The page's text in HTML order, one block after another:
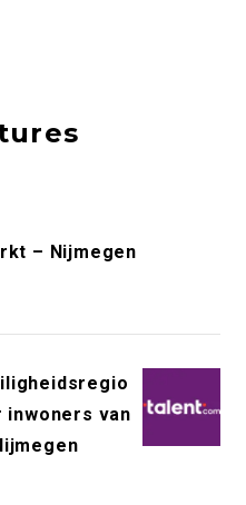
– Nijmegen
inwoners van